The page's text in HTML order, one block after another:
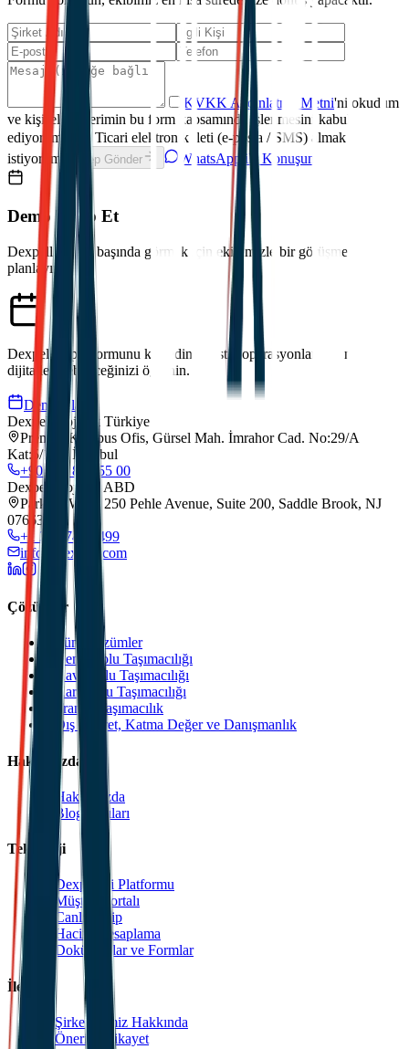
KVKK Aydınlatma Metni'ni okudum
ve kişisel verilerimin bu form kapsamında işlenmesini kabul
ediyorum.
Ticari elektronik ileti (e-posta / SMS) almak
istiyorum.
Talep Gönder WhatsApp ile Konuşun
Demo Talep Et
Dexpell.ai'yi iş başında görmek için ekibimizle bir görüşme
planlayın.
Dexpell.ai platformunu keşfedin, lojistik operasyonlarınızı nasıl
dijitalleştirebileceğinizi öğrenin.
Demo Planla
Dexpell Lojistik Türkiye
Premier Kampus Ofis, Gürsel Mah. İmrahor Cad. No:29/A
Kat:5/173, İstanbul
+90 212 852 55 00
Dexpell Lojistik ABD
Park 80 West, 250 Pehle Avenue, Suite 200, Saddle Brook, NJ
07663
+1 201 744 2499
info@dexpell.com
Çözümler
Tüm Çözümler
Deniz Yolu Taşımacılığı
Hava Yolu Taşımacılığı
Kara Yolu Taşımacılığı
Transit Taşımacılık
Dış Ticaret, Katma Değer ve Danışmanlık
Hakkımızda
Hakkımızda
Blog Yazıları
Teknoloji
Dexpell.ai Platformu
Müşteri Portalı
Canlı Takip
Hacim Hesaplama
Dokümanlar ve Formlar
İletişim
Şirketlerimiz Hakkında
Öneri & Şikayet